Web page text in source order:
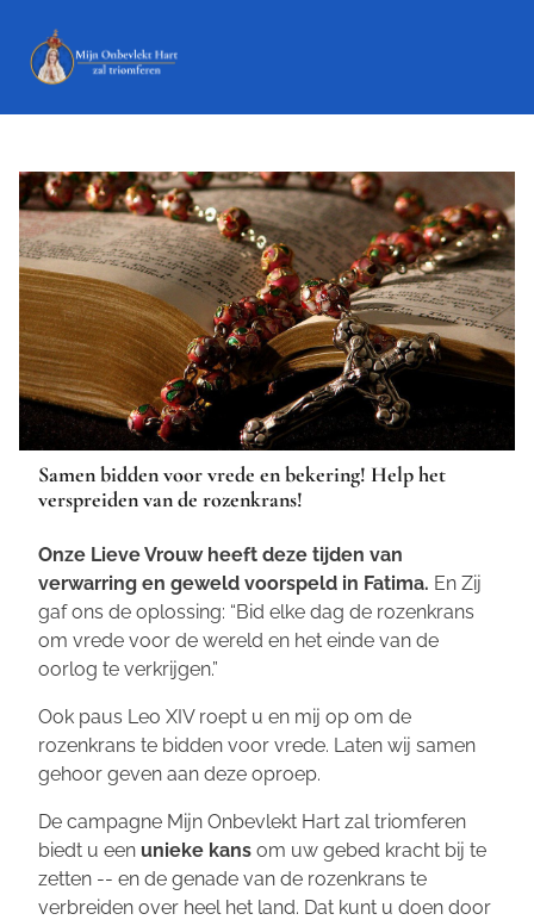
Samen bidden voor vrede en bekering! Help het
verspreiden van de rozenkrans!
Onze Lieve Vrouw heeft deze tijden van
verwarring en geweld voorspeld in Fatima. En Zij
gaf ons de oplossing: “Bid elke dag de rozenkrans
om vrede voor de wereld en het einde van de
oorlog te verkrijgen.”
Ook paus Leo XIV roept u en mij op om de
rozenkrans te bidden voor vrede. Laten wij samen
gehoor geven aan deze oproep.
De campagne Mijn Onbevlekt Hart zal triomferen
biedt u een unieke kans om uw gebed kracht bij te
zetten -- en de genade van de rozenkrans te
verbreiden over heel het land. Dat kunt u doen door